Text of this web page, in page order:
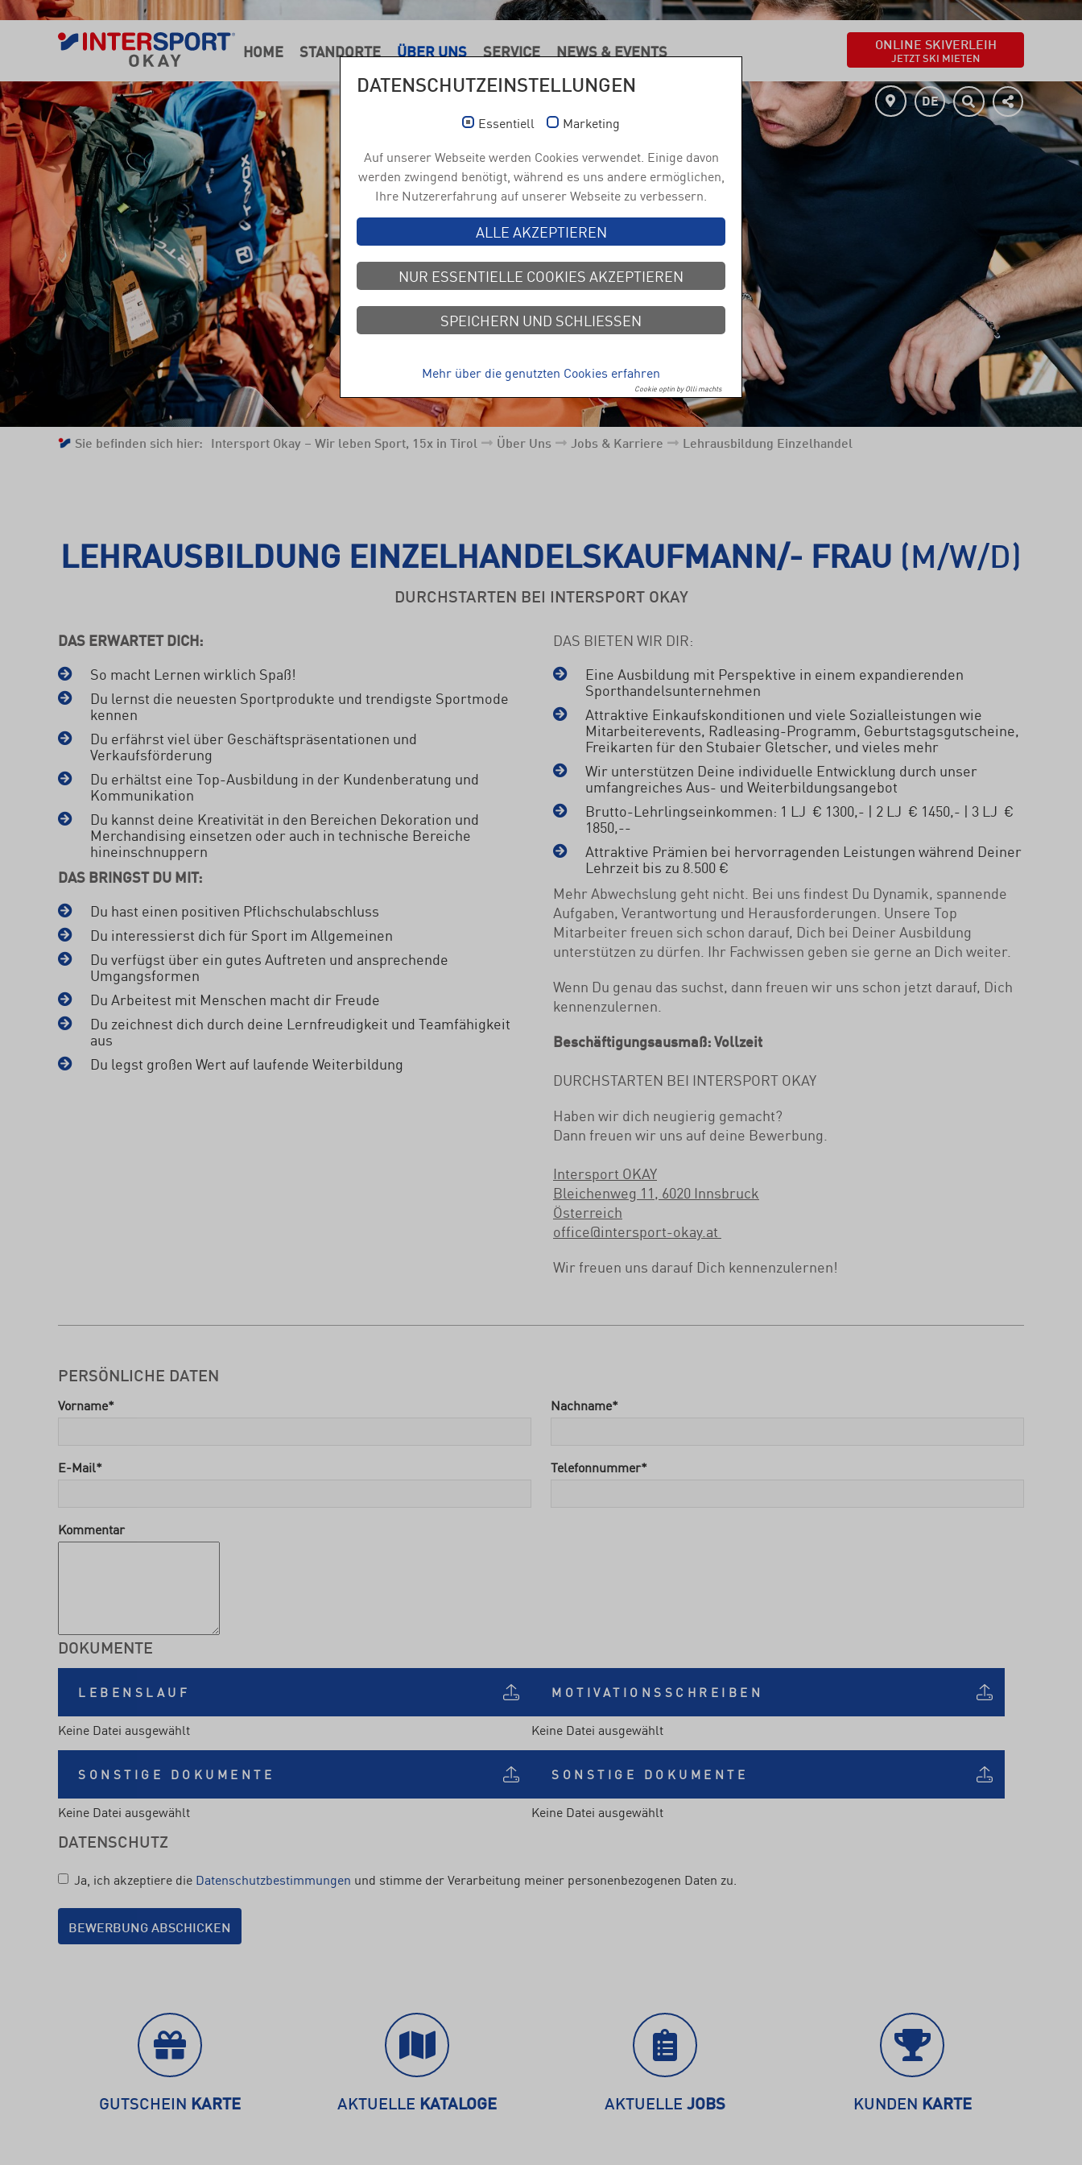
ONLINE SKIVERLEIH
JETZT SKI MIETEN
HOME STANDORTE ÜBER UNS SERVICE NEWS & EVENTS
DE
Jobs &Karriere
Sie befinden sich hier: Intersport Okay – Wir leben Sport, 15x in Tirol Über Uns Jobs & Karriere Lehrausbildung Einzelhandel
LEHRAUSBILDUNG EINZELHANDELSKAUFMANN/- FRAU (M/W/D)
DURCHSTARTEN BEI INTERSPORT OKAY
DAS ERWARTET DICH:
So macht Lernen wirklich Spaß!
Du lernst die neuesten Sportprodukte und trendigste Sportmode
kennen
Du erfährst viel über Geschäftspräsentationen und
Verkaufsförderung
Du erhältst eine Top-Ausbildung in der Kundenberatung und
Kommunikation
Du kannst deine Kreativität in den Bereichen Dekoration und
Merchandising einsetzen oder auch in technische Bereiche
hineinschnuppern
DAS BRINGST DU MIT:
Du hast einen positiven Pflichschulabschluss
Du interessierst dich für Sport im Allgemeinen
Du verfügst über ein gutes Auftreten und ansprechende
Umgangsformen
Du Arbeitest mit Menschen macht dir Freude
Du zeichnest dich durch deine Lernfreudigkeit und Teamfähigkeit
aus
Du legst großen Wert auf laufende Weiterbildung
DAS BIETEN WIR DIR:
Eine Ausbildung mit Perspektive in einem expandierenden
Sporthandelsunternehmen
Attraktive Einkaufskonditionen und viele Sozialleistungen wie
Mitarbeiterevents, Radleasing-Programm, Geburtstagsgutscheine,
Freikarten für den Stubaier Gletscher, und vieles mehr
Wir unterstützen Deine individuelle Entwicklung durch unser
umfangreiches Aus- und Weiterbildungsangebot
Brutto-Lehrlingseinkommen: 1 LJ € 1300,- | 2 LJ € 1450,- | 3 LJ €
1850,--
Attraktive Prämien bei hervorragenden Leistungen während Deiner
Lehrzeit bis zu 8.500 €
Mehr Abwechslung geht nicht. Bei uns findest Du Dynamik, spannende
Aufgaben, Verantwortung und Herausforderungen. Unsere Top
Mitarbeiter freuen sich schon darauf, Dich bei Deiner Ausbildung
unterstützen zu dürfen. Ihr Fachwissen geben sie gerne an Dich weiter.
Wenn Du genau das suchst, dann freuen wir uns schon jetzt darauf, Dich
kennenzulernen.
Beschäftigungsausmaß: Vollzeit
DURCHSTARTEN BEI INTERSPORT OKAY
Haben wir dich neugierig gemacht?
Dann freuen wir uns auf deine Bewerbung.
Intersport OKAY
Bleichenweg 11, 6020 Innsbruck
Österreich
office@intersport-okay.at
Wir freuen uns darauf Dich kennenzulernen!
PERSÖNLICHE DATEN
Vorname* Nachname*
E-Mail* Telefonnummer*
Kommentar
DOKUMENTE
LEBENSLAUF
Keine Datei ausgewählt
MOTIVATIONSSCHREIBEN
Keine Datei ausgewählt
SONSTIGE DOKUMENTE
Keine Datei ausgewählt
SONSTIGE DOKUMENTE
Keine Datei ausgewählt
DATENSCHUTZ
Ja, ich akzeptiere die Datenschutzbestimmungen und stimme der Verarbeitung meiner personenbezogenen Daten zu.
GUTSCHEIN KARTE AKTUELLE KATALOGE AKTUELLE JOBS KUNDEN KARTE
DATENSCHUTZEINSTELLUNGEN
Essentiell
Marketing
Auf unserer Webseite werden Cookies verwendet. Einige davon
werden zwingend benötigt, während es uns andere ermöglichen,
Ihre Nutzererfahrung auf unserer Webseite zu verbessern.
ALLE AKZEPTIEREN
NUR ESSENTIELLE COOKIES AKZEPTIEREN
SPEICHERN UND SCHLIESSEN
Mehr über die genutzten Cookies erfahren
Cookie optin by Olli machts